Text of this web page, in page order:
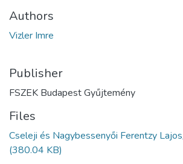
Authors
Vizler Imre
Publisher
FSZEK Budapest Gyűjtemény
Files
Cseleji és Nagybessenyői Ferentzy
(380.04 KB)